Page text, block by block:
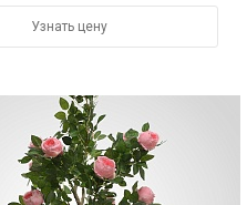
Узнать цену